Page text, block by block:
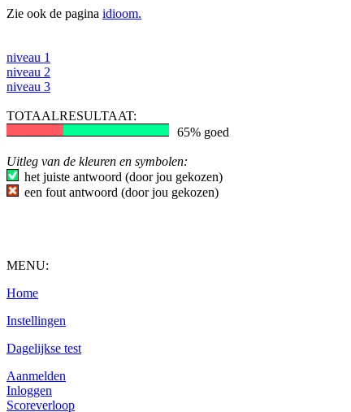
Zie ook de pagina idioom.
niveau 1
niveau 2
niveau 3
TOTAALRESULTAAT:
65% goed
Uitleg van de kleuren en symbolen:
het juiste antwoord (door jou gekozen)
een fout antwoord (door jou gekozen)
MENU:
Home
Instellingen
Dagelijkse test
Aanmelden
Inloggen
Scoreverloop